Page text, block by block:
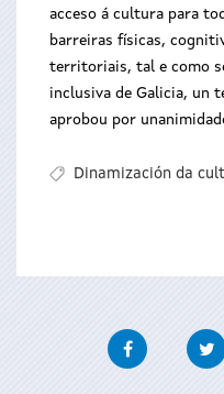
acceso á cultura para
barreiras físicas,
territoriais, tal e como
inclusiva de Galicia, un
aprobou por
Dinamización da
Facebook